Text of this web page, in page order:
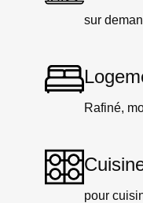
sur
Rafiné,
pour